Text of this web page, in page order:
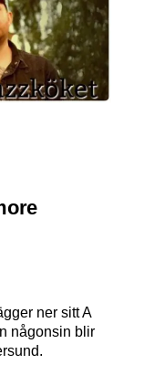
ner sitt A
någonsin blir